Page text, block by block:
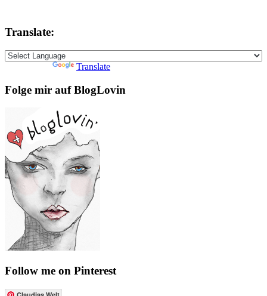
Translate:
Translate
Folge mir auf BlogLovin
Follow me on Pinterest